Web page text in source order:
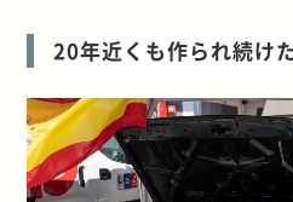
20年近くも作られ続け